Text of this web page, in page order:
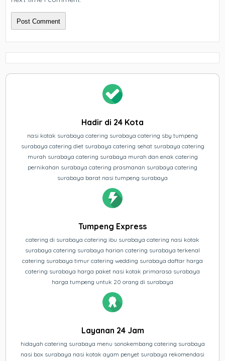
Hadir di 24 Kota
nasi kotak surabaya catering surabaya catering sby tumpeng
surabaya catering diet surabaya catering sehat surabaya catering
murah surabaya catering surabaya murah dan enak catering
pernikahan surabaya catering prasmanan surabaya catering
surabaya barat nasi tumpeng surabaya
Tumpeng Express
catering di surabaya catering ibu surabaya catering nasi kotak
surabaya catering surabaya harian catering surabaya terkenal
catering surabaya timur catering wedding surabaya daftar harga
catering surabaya harga paket nasi kotak primarasa surabaya
harga tumpeng untuk 20 orang di surabaya
Layanan 24 Jam
hidayah catering surabaya menu sonokembang catering surabaya
nasi box surabaya nasi kotak ayam penyet surabaya rekomendasi